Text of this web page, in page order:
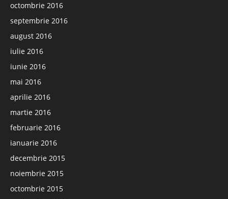
octombrie 2016
septembrie 2016
august 2016
iulie 2016
iunie 2016
mai 2016
aprilie 2016
martie 2016
februarie 2016
ianuarie 2016
decembrie 2015
noiembrie 2015
octombrie 2015